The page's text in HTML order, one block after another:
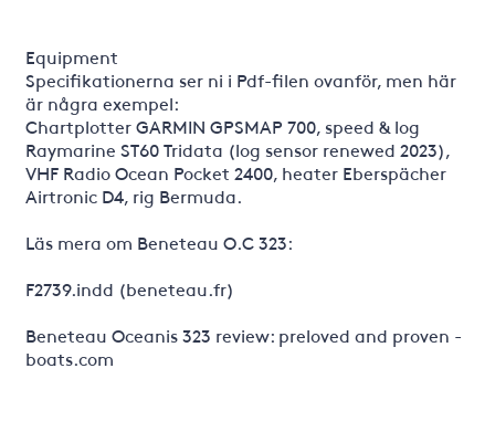
Equipment
Specifikationerna ser ni i Pdf-filen ovanför, men här
är några exempel:
Chartplotter GARMIN GPSMAP 700, speed & log
Raymarine ST60 Tridata (log sensor renewed 2023),
VHF Radio Ocean Pocket 2400, heater Eberspächer
Airtronic D4, rig Bermuda.
Läs mera om Beneteau O.C 323:
F2739.indd (beneteau.fr)
Beneteau Oceanis 323 review: preloved and proven -
boats.com